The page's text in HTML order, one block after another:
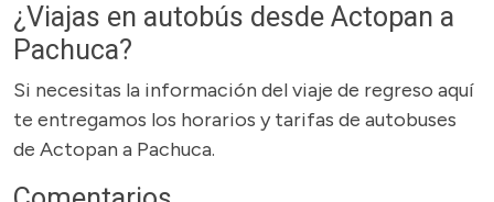
¿Viajas en autobús desde Actopan a
Pachuca?
Si necesitas la información del viaje de regreso aquí
te entregamos los horarios y tarifas de autobuses
de Actopan a Pachuca.